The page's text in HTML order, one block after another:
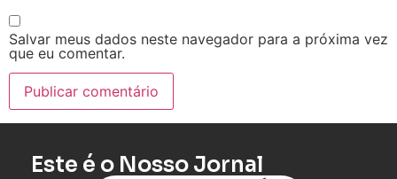
Salvar meus dados neste navegador para a próxima vez
que eu comentar.
Este é o Nosso Jornal